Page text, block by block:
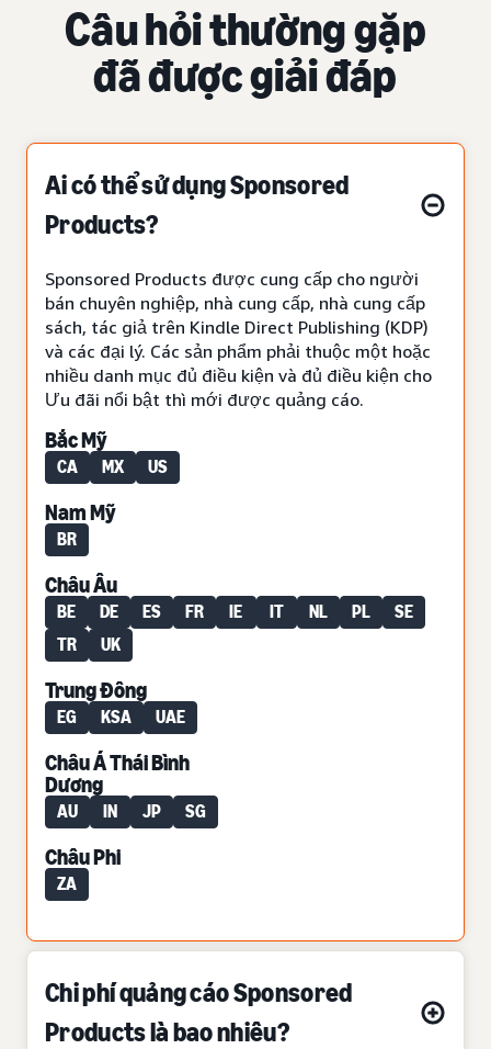
Câu hỏi thường gặp
đã được giải đáp
Ai có thể sử dụng Sponsored
Products?
Sponsored Products được cung cấp cho người
bán chuyên nghiệp, nhà cung cấp, nhà cung cấp
sách, tác giả trên Kindle Direct Publishing (KDP)
và các đại lý. Các sản phẩm phải thuộc một hoặc
nhiều danh mục đủ điều kiện và đủ điều kiện cho
Ưu đãi nổi bật thì mới được quảng cáo.
Bắc Mỹ
CA MX US
Nam Mỹ
BR
Châu Âu
BE DE ES FR IE IT NL PL
SE
TR
UK
Trung Đông
EG KSA UAE
Châu Á Thái Bình
Dương
AU IN JP SG
Châu Phi
ZA
Chi phí quảng cáo Sponsored
Products là bao nhiêu?